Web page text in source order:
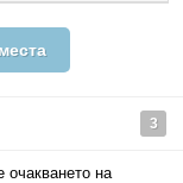
3
очакването на